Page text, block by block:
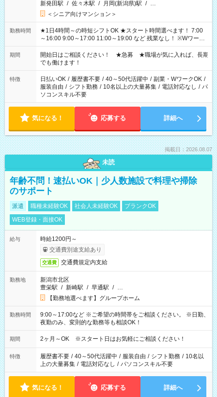
新発田駅 / 佐々木駅 / 月岡(新潟県)駅 / …
＜シニア向けマンション＞
勤務時間
★1日4時間～の時短シフトOK ★スタート時間選べます！ 7:00
～16:00 9:00～17:00 11:00～19:00 など 残業なし！ ※Wワーク
の場合、他のお仕事と合わせ週40時間超の就業はご案内できま
せん ※法令に基づき、週20時間以上勤務は社会保険への加入対
象となります ※労働者派遣法（日雇い派遣の原則禁止）によ
り、短時間・短期間の就業はご案内が難しい場合があります
期間
開始日はご相談ください！ ★急募 ★職場が気に入れば、長期
でも働けます！
特徴 日払いOK / 履歴書不要 / 40～50代活躍中 / 副業・WワークOK /
服装自由 / シフト勤務 / 10名以上の大量募集 / 電話対応なし / パ
ソコンスキル不要
気になる！ 応募する 詳細へ
掲載日：2026.08.07
未読
年齢不問！速払いOK｜少人数施設で料理や掃除
のサポート
派遣 職種未経験OK 社会人未経験OK
ブランクOK
WEB登録・面接OK
給与
時給1200円～
交通費別途支給あり
交通費 交通費規定内支給
勤務地
新潟市北区
豊栄駅 / 新崎駅 / 早通駅 / …
【勤務地選べます】グループホーム
勤務時間
9:00～17:00など ※ご希望の時間帯をご相談ください。 ※日勤、
夜勤のみ、変則的な勤務等も相談OK！
期間 2ヶ月～OK ※スタート日はお気軽にご相談ください！
特徴 履歴書不要 / 40～50代活躍中 / 服装自由 / シフト勤務 / 10名以
上の大量募集 / 電話対応なし / パソコンスキル不要
気になる！ 応募する 詳細へ